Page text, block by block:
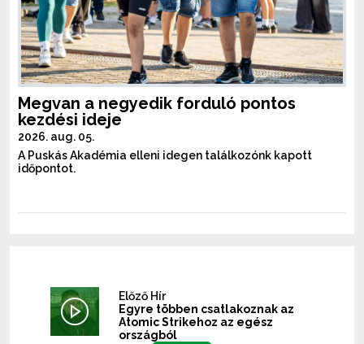
Megvan a negyedik forduló pontos
kezdési ideje
2026. aug. 05.
A Puskás Akadémia elleni idegen találkozónk kapott
időpontot.
Előző Hír
Egyre többen csatlakoznak az
Atomic Strikehoz az egész
országból